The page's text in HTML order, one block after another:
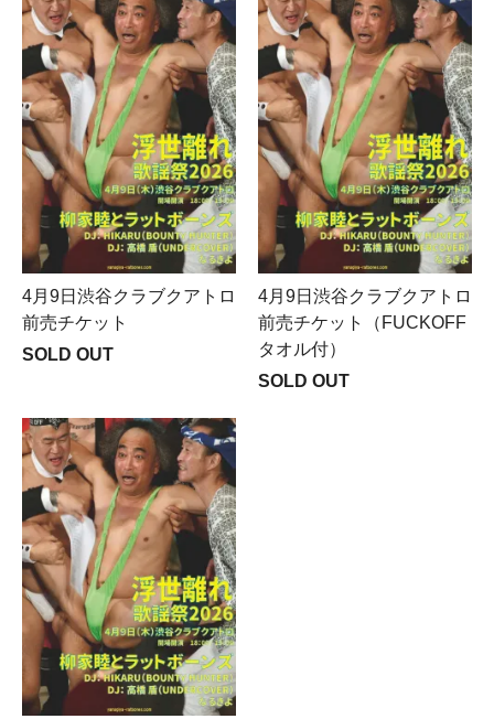
4月9日渋谷クラブクアトロ
前売チケット
SOLD OUT
4月9日渋谷クラブクアトロ
前売チケット（FUCKOFF
タオル付）
SOLD OUT